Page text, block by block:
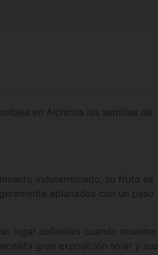
en Alchimia las semillas de
indeterminado, su fruto es
aplanados con un peso
lugar definitivo cuando muestre
gran exposición solar y sus